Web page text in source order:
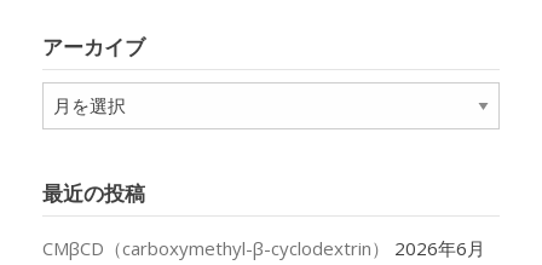
ー
アーカイブ
ア
ー
ブ
最近の投稿
CMβCD（carboxymethyl-β-cyclodextrin）
2026年6月